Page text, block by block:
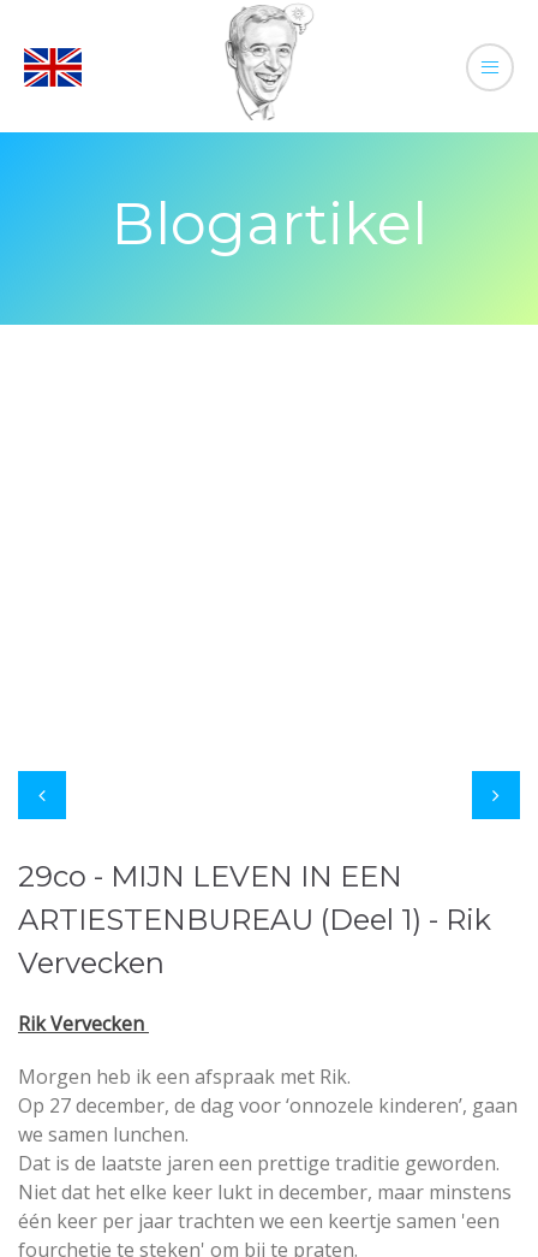
Blogartikel
29co - MIJN LEVEN IN EEN
ARTIESTENBUREAU (Deel 1) - Rik
Vervecken
Rik Vervecken
Morgen heb ik een afspraak met Rik.
Op 27 december, de dag voor ‘onnozele kinderen’, gaan
we samen lunchen.
Dat is de laatste jaren een prettige traditie geworden.
Niet dat het elke keer lukt in december, maar minstens
één keer per jaar trachten we een keertje samen 'een
fourchetje te steken' om bij te praten.